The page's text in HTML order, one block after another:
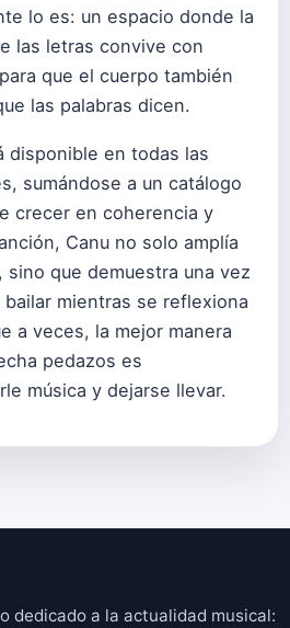
lo es: un espacio donde la
las letras convive con
que el cuerpo también
las palabras dicen.
disponible en todas las
sumándose a un catálogo
crecer en coherencia y
Canu no solo amplía
sino que demuestra una vez
mientras se reflexiona
a veces, la mejor manera
pedazos es
música y dejarse llevar.
dedicado a la actualidad musical: